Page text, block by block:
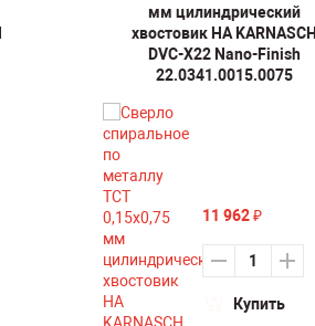
мм цилиндрический
хвостовик HA KARNASCH
DVC-X22 Nano-Finish
22.0341.0015.0075
11 962 ₽
Купить